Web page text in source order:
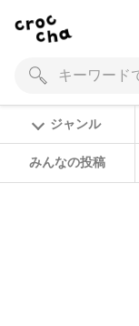
ジャンル
みんなの投稿